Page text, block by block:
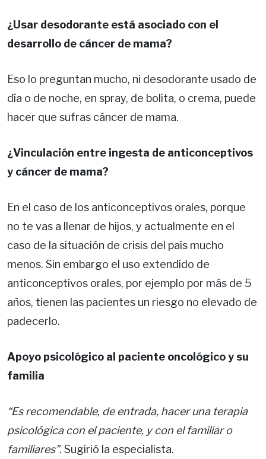
¿Usar desodorante está asociado con el
desarrollo de cáncer de mama?
Eso lo preguntan mucho, ni desodorante usado de
día o de noche, en spray, de bolita, o crema, puede
hacer que sufras cáncer de mama.
¿Vinculación entre ingesta de anticonceptivos
y cáncer de mama?
En el caso de los anticonceptivos orales, porque
no te vas a llenar de hijos, y actualmente en el
caso de la situación de crisis del país mucho
menos. Sin embargo el uso extendido de
anticonceptivos orales, por ejemplo por más de 5
años, tienen las pacientes un riesgo no elevado de
padecerlo.
Apoyo psicológico al paciente oncológico y su
familia
“Es recomendable, de entrada, hacer una terapia
psicológica con el paciente, y con el familiar o
familiares”.Sugirió la especialista.